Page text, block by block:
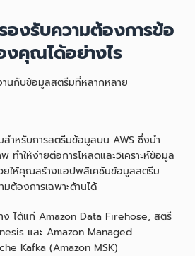
องรับความต้องการข้อ
คุณได้อย่างไร
านกับข้อมูลสตรีมที่หลากหลาย
ำหรับการสตรีมข้อมูลบน AWS ซึ่งนำ
ทำให้ง่ายต่อการโหลดและวิเคราะห์ข้อมูล
ยให้คุณสร้างแอปพลิเคชันข้อมูลสตรีม
ต้องการเฉพาะด้านได้
ง ได้แก่ Amazon Data Firehose, สตรี
และ Amazon Managed
Kafka (Amazon MSK)